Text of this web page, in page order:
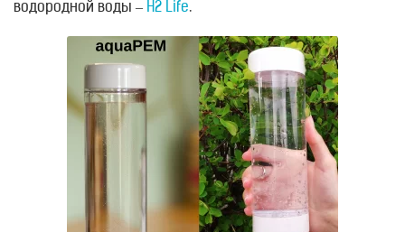
водородной воды – H2 Life.